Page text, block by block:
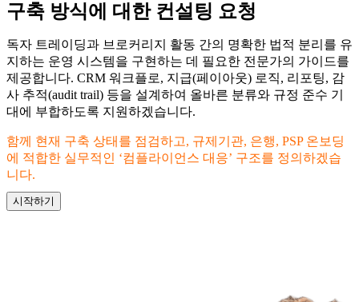
구축 방식에 대한 컨설팅 요청
독자 트레이딩과 브로커리지 활동 간의 명확한 법적 분리를 유
지하는 운영 시스템을 구현하는 데 필요한 전문가의 가이드를
제공합니다. CRM 워크플로, 지급(페이아웃) 로직, 리포팅, 감
사 추적(audit trail) 등을 설계하여 올바른 분류와 규정 준수 기
대에 부합하도록 지원하겠습니다.
함께 현재 구축 상태를 점검하고, 규제기관, 은행, PSP 온보딩
에 적합한 실무적인 ‘컴플라이언스 대응’ 구조를 정의하겠습
니다.
시작하기